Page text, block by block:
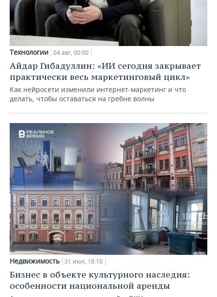
Технологии 04 авг, 00:00
Айдар Гибадуллин: «ИИ сегодня закрывает
практически весь маркетинговый цикл»
Как нейросети изменили интернет-маркетинг и что
делать, чтобы оставаться на гребне волны
Недвижимость 31 июл, 18:10
Бизнес в объекте культурного наследия:
особенности национальной аренды